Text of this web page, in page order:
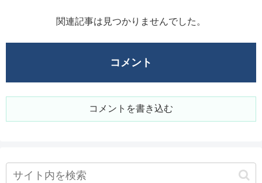
関連記事は見つかりませんでした。
コメント
コメントを書き込む